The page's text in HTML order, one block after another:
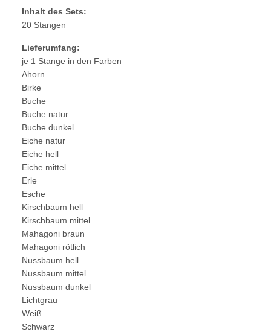
Inhalt des Sets:
20 Stangen
Lieferumfang:
je 1 Stange in den Farben
Ahorn
Birke
Buche
Buche natur
Buche dunkel
Eiche natur
Eiche hell
Eiche mittel
Erle
Esche
Kirschbaum hell
Kirschbaum mittel
Mahagoni braun
Mahagoni rötlich
Nussbaum hell
Nussbaum mittel
Nussbaum dunkel
Lichtgrau
Weiß
Schwarz